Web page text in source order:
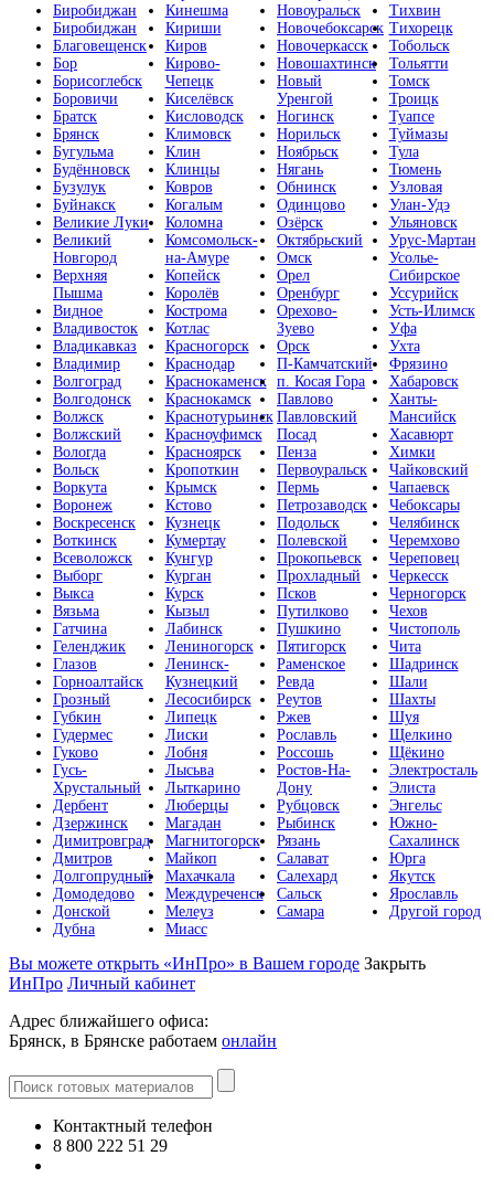
Биробиджан
Биробиджан
Благовещенск
Бор
Борисоглебск
Боровичи
Братск
Брянск
Бугульма
Будённовск
Бузулук
Буйнакск
Великие Луки
Великий
Новгород
Верхняя
Пышма
Видное
Владивосток
Владикавказ
Владимир
Волгоград
Волгодонск
Волжск
Волжский
Вологда
Вольск
Воркута
Воронеж
Воскресенск
Воткинск
Всеволожск
Выборг
Выкса
Вязьма
Гатчина
Геленджик
Глазов
Горноалтайск
Грозный
Губкин
Гудермес
Гуково
Гусь-
Хрустальный
Дербент
Дзержинск
Димитровград
Дмитров
Долгопрудный
Домодедово
Донской
Дубна
Кинешма
Кириши
Киров
Кирово-
Чепецк
Киселёвск
Кисловодск
Климовск
Клин
Клинцы
Ковров
Когалым
Коломна
Комсомольск-
на-Амуре
Копейск
Королёв
Кострома
Котлас
Красногорск
Краснодар
Краснокаменск
Краснокамск
Краснотурьинск
Красноуфимск
Красноярск
Кропоткин
Крымск
Кстово
Кузнецк
Кумертау
Кунгур
Курган
Курск
Кызыл
Лабинск
Лениногорск
Ленинск-
Кузнецкий
Лесосибирск
Липецк
Лиски
Лобня
Лысьва
Лыткарино
Люберцы
Магадан
Магнитогорск
Майкоп
Махачкала
Междуреченск
Мелеуз
Миасс
Новоуральск
Новочебоксарск
Новочеркасск
Новошахтинск
Новый
Уренгой
Ногинск
Норильск
Ноябрьск
Нягань
Обнинск
Одинцово
Озёрск
Октябрьский
Омск
Орел
Оренбург
Орехово-
Зуево
Орск
П-Камчатский
п. Косая Гора
Павлово
Павловский
Посад
Пенза
Первоуральск
Пермь
Петрозаводск
Подольск
Полевской
Прокопьевск
Прохладный
Псков
Путилково
Пушкино
Пятигорск
Раменское
Ревда
Реутов
Ржев
Рославль
Россошь
Ростов-На-
Дону
Рубцовск
Рыбинск
Рязань
Салават
Салехард
Сальск
Самара
Тихвин
Тихорецк
Тобольск
Тольятти
Томск
Троицк
Туапсе
Туймазы
Тула
Тюмень
Узловая
Улан-Удэ
Ульяновск
Урус-Мартан
Усолье-
Сибирское
Уссурийск
Усть-Илимск
Уфа
Ухта
Фрязино
Хабаровск
Ханты-
Мансийск
Хасавюрт
Химки
Чайковский
Чапаевск
Чебоксары
Челябинск
Черемхово
Череповец
Черкесск
Черногорск
Чехов
Чистополь
Чита
Шадринск
Шали
Шахты
Шуя
Щелкино
Щёкино
Электросталь
Элиста
Энгельс
Южно-
Сахалинск
Юрга
Якутск
Ярославль
Другой город
Вы можете открыть «ИнПро» в Вашем городе Закрыть
ИнПро Личный кабинет
Адрес ближайшего офиса:
Брянск, в Брянске работаем онлайн
Контактный телефон
8 800 222 51 29